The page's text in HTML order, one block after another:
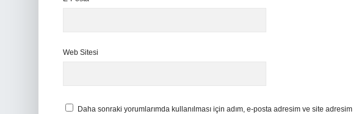
Web Sitesi
Daha sonraki yorumlarımda kullanılması için adım, e-posta adresim ve site